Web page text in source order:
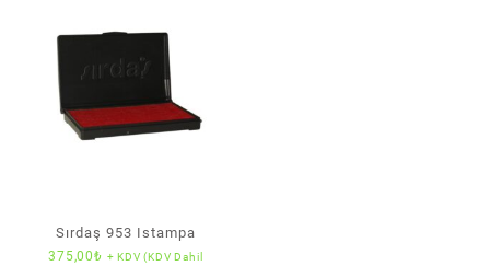
Sırdaş 953 Istampa
375,00₺ + KDV (KDV Dahil